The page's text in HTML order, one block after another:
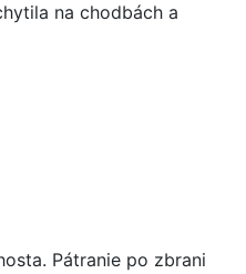
na chodbách a
Pátranie po zbrani